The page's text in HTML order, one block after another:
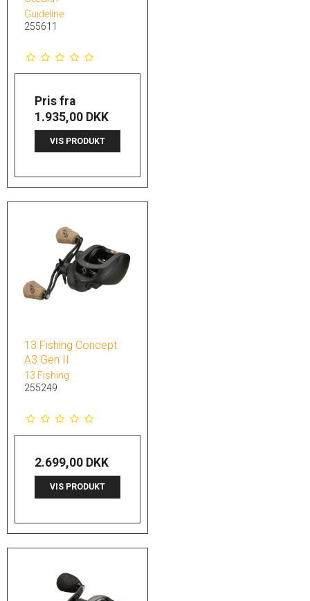
Guideline
255611
Pris fra
1.935,00 DKK
VIS PRODUKT
13 Fishing Concept
A3 Gen II
13 Fishing
255249
2.699,00 DKK
VIS PRODUKT